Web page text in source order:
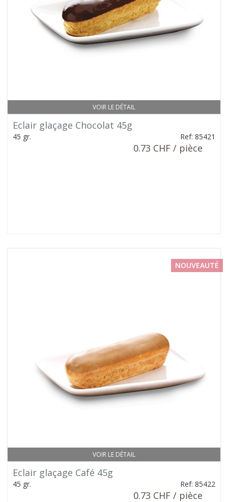
VOIR LE DÉTAIL
Eclair glaçage Chocolat 45g
45 gr. Ref: 85421
0.73 CHF / pièce
VOIR LE DÉTAIL
NOUVEAUTÉ
Eclair glaçage Café 45g
45 gr. Ref: 85422
0.73 CHF / pièce